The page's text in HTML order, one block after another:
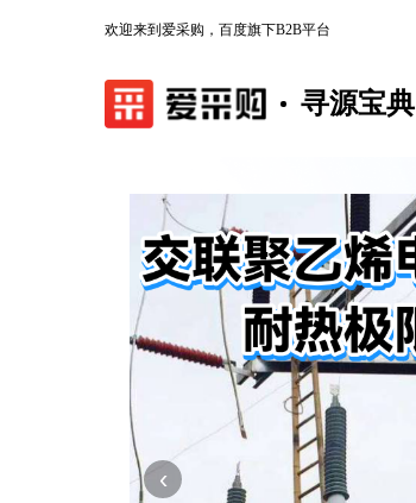
欢迎来到爱采购，百度旗下B2B平台
寻源宝典
‹